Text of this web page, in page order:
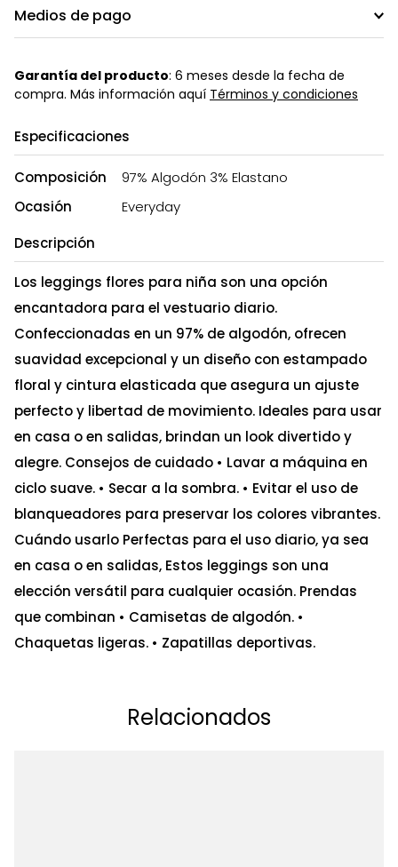
Medios de pago
Garantía del producto: 6 meses desde la fecha de
compra. Más información aquí Términos y condiciones
Especificaciones
Composición
97% Algodón 3% Elastano
Ocasión
Everyday
Descripción
Los leggings flores para niña son una opción
encantadora para el vestuario diario.
Confeccionadas en un 97% de algodón, ofrecen
suavidad excepcional y un diseño con estampado
floral y cintura elasticada que asegura un ajuste
perfecto y libertad de movimiento. Ideales para usar
en casa o en salidas, brindan un look divertido y
alegre. Consejos de cuidado • Lavar a máquina en
ciclo suave. • Secar a la sombra. • Evitar el uso de
blanqueadores para preservar los colores vibrantes.
Cuándo usarlo Perfectas para el uso diario, ya sea
en casa o en salidas, Estos leggings son una
elección versátil para cualquier ocasión. Prendas
que combinan • Camisetas de algodón. •
Chaquetas ligeras. • Zapatillas deportivas.
Relacionados